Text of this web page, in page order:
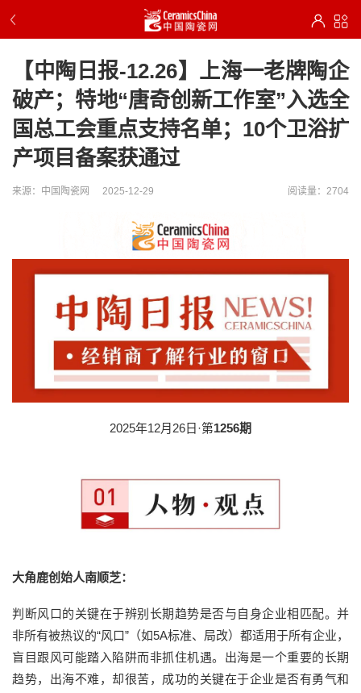
【中陶日报-12.26】上海一老牌陶企
破产；特地“唐奇创新工作室”入选全
国总工会重点支持名单；10个卫浴扩
产项目备案获通过
来源：中国陶瓷网 2025-12-29 阅读量：2704
2025年12月26日·第1256期
大角鹿创始人南顺芝：
判断风口的关键在于辨别长期趋势是否与自身企业相匹配。并
非所有被热议的“风口”（如5A标准、局改）都适用于所有企业，
盲目跟风可能踏入陷阱而非抓住机遇。出海是一个重要的长期
趋势，出海不难，却很苦，成功的关键在于企业是否有勇气和